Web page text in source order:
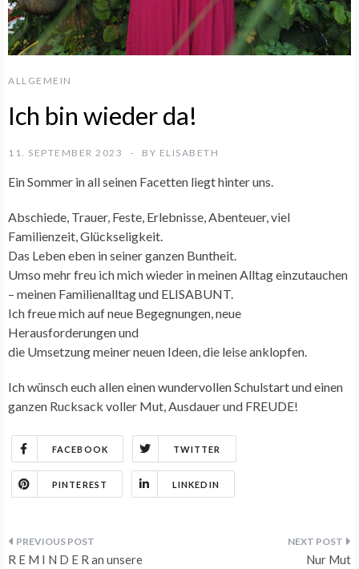
ALLGEMEIN
Ich bin wieder da!
11. SEPTEMBER 2023 BY ELISABETH
Ein Sommer in all seinen Facetten liegt hinter uns.
Abschiede, Trauer, Feste, Erlebnisse, Abenteuer, viel
Familienzeit, Glückseligkeit.
Das Leben eben in seiner ganzen Buntheit.
Umso mehr freu ich mich wieder in meinen Alltag einzutauchen
– meinen Familienalltag und ELISABUNT.
Ich freue mich auf neue Begegnungen, neue
Herausforderungen und
die Umsetzung meiner neuen Ideen, die leise anklopfen.
Ich wünsch euch allen einen wundervollen Schulstart und einen
ganzen Rucksack voller Mut, Ausdauer und FREUDE!
FACEBOOK TWITTER
PINTEREST LINKEDIN
Beitragsnavigation
R E M I N D E R an unsere
Nur Mut